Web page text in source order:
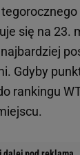
się na 23.
Gdyby
rankingu